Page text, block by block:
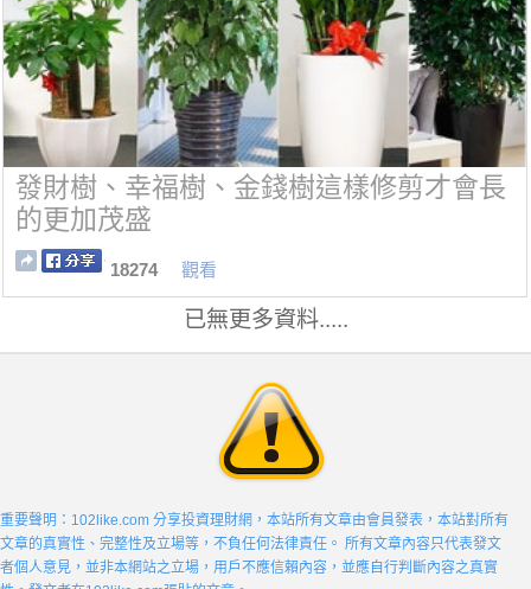
發財樹、幸福樹、金錢樹這樣修剪才會長
的更加茂盛
18274 觀看
已無更多資料.....
重要聲明：102like.com 分享投資理財網，本站所有文章由會員發表，本站對所有
文章的真實性、完整性及立場等，不負任何法律責任。 所有文章內容只代表發文
者個人意見，並非本網站之立場，用戶不應信賴內容，並應自行判斷內容之真實